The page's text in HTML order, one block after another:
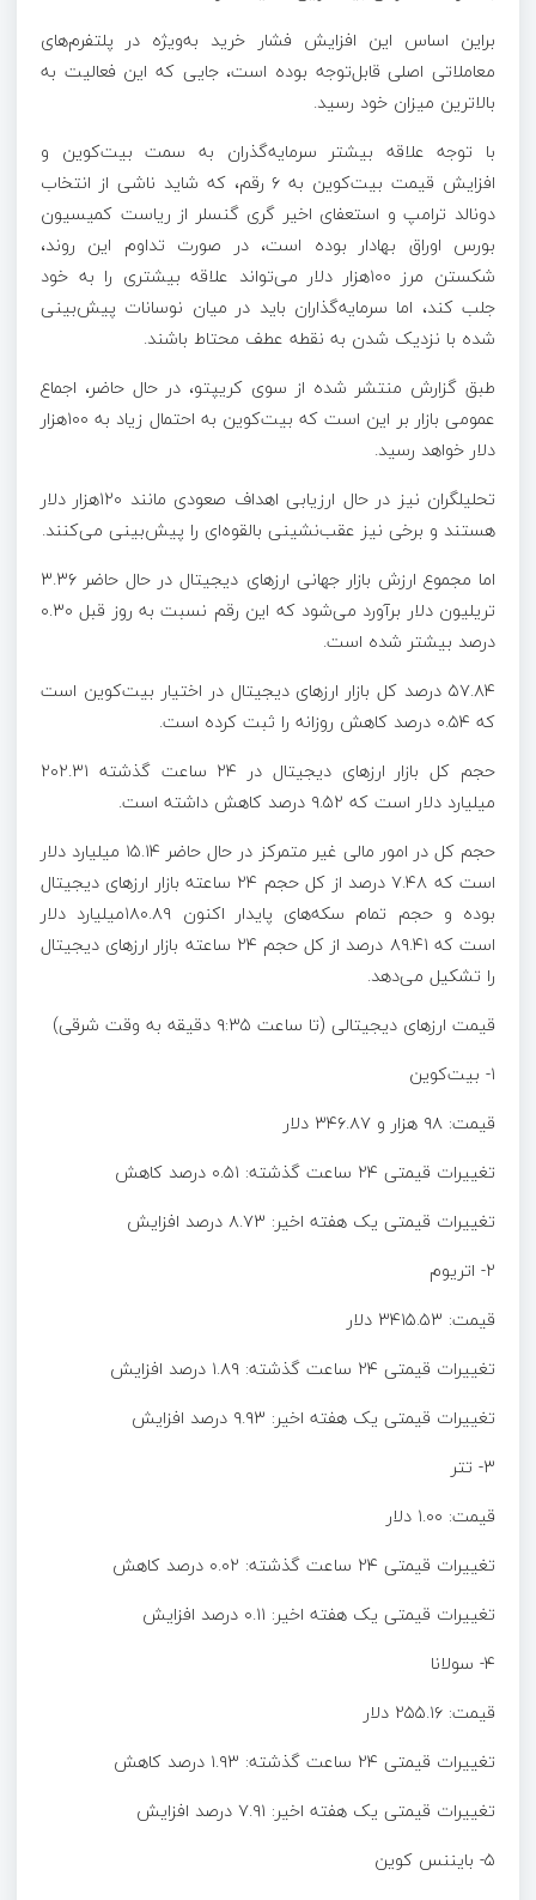
براین اساس این افزایش فشار خرید به‌ویژه در پلتفرم‌های
معاملاتی اصلی قابل‌توجه بوده است، جایی که این فعالیت به
بالاترین میزان خود رسید.
با توجه علاقه بیشتر سرمایه‌گذران به سمت بیت‌کوین و
افزایش قیمت بیت‌کوین به ۶ رقم، که شاید ناشی از انتخاب
دونالد ترامپ و استعفای اخیر گری گنسلر از ریاست کمیسیون
بورس اوراق بهادار بوده است، در صورت تداوم این روند،
شکستن مرز ۱۰۰هزار دلار می‌تواند علاقه بیشتری را به خود
جلب کند، اما سرمایه‌گذاران باید در میان نوسانات پیش‌بینی
شده با نزدیک شدن به نقطه عطف محتاط باشند.
طبق گزارش منتشر شده از سوی کریپتو، در حال حاضر، اجماع
عمومی بازار بر این است که بیت‌کوین به احتمال زیاد به ۱۰۰هزار
دلار خواهد رسید.
تحلیلگران نیز در حال ارزیابی اهداف صعودی مانند ۱۲۰هزار دلار
هستند و برخی نیز عقب‌نشینی بالقوه‌ای را پیش‌بینی می‌کنند.
اما مجموع ارزش بازار جهانی ارزهای دیجیتال در حال حاضر ۳.۳۶
تریلیون دلار برآورد می‌شود که این رقم نسبت به روز قبل ۰.۳۰
درصد بیشتر شده است.
۵۷.۸۴ درصد کل بازار ارزهای دیجیتال در اختیار بیت‌کوین است
که ۰.۵۴ درصد کاهش روزانه را ثبت کرده است.
حجم کل بازار ارزهای دیجیتال در ۲۴ ساعت گذشته ۲۰۲.۳۱
میلیارد دلار است که ۹.۵۲ درصد کاهش داشته است.
حجم کل در امور مالی غیر متمرکز در حال حاضر ۱۵.۱۴ میلیارد دلار
است که ۷.۴۸ درصد از کل حجم ۲۴ ساعته بازار ارزهای دیجیتال
بوده و حجم تمام سکه‌های پایدار اکنون ۱۸۰.۸۹میلیارد دلار
است که ۸۹.۴۱ درصد از کل حجم ۲۴ ساعته بازار ارزهای دیجیتال
را تشکیل می‌دهد.
قیمت ارزهای دیجیتالی (تا ساعت ۹:۳۵ دقیقه به وقت شرقی)
۱- بیت‌کوین
قیمت: ۹۸ هزار و ۳۴۶.۸۷ دلار
تغییرات قیمتی ۲۴ ساعت گذشته: ۰.۵۱ درصد کاهش
تغییرات قیمتی یک هفته اخیر: ۸.۷۳ درصد افزایش
۲- اتریوم
قیمت: ۳۴۱۵.۵۳ دلار
تغییرات قیمتی ۲۴ ساعت گذشته: ۱.۸۹ درصد افزایش
تغییرات قیمتی یک هفته اخیر: ۹.۹۳ درصد افزایش
۳- تتر
قیمت: ۱.۰۰ دلار
تغییرات قیمتی ۲۴ ساعت گذشته: ۰.۰۲ درصد کاهش
تغییرات قیمتی یک هفته اخیر: ۰.۱۱ درصد افزایش
۴- سولانا
قیمت: ۲۵۵.۱۶ دلار
تغییرات قیمتی ۲۴ ساعت گذشته: ۱.۹۳ درصد کاهش
تغییرات قیمتی یک هفته اخیر: ۷.۹۱ درصد افزایش
۵- بایننس کوین